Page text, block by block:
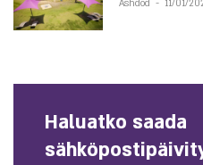
Ashdod - 11/01/
Haluatko saada